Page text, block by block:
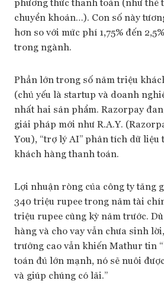
chuyển khoản…). Con số này
hơn so với mức phí 1,75% đến
trong ngành.
Phần lớn trong số năm triệu
(chủ yếu là startup và doanh
nhất hai sản phẩm. Razorpay
giải pháp mới như R.A.Y.
You), “trợ lý AI” phân tích dữ liệu
khách hàng thanh toán.
Lợi nhuận ròng của công ty tăng
340 triệu rupee trong năm tài
triệu rupee cùng kỳ năm trước.
hàng và cho vay vẫn chưa sinh
trưởng cao vẫn khiến Mathur tin
toán đủ lớn mạnh, nó sẽ nuôi
và giúp chúng có lãi.”